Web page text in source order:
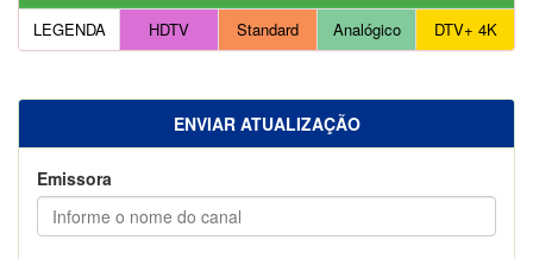
LEGENDA HDTV Standard Analógico DTV+ 4K
ENVIAR ATUALIZAÇÃO
Emissora